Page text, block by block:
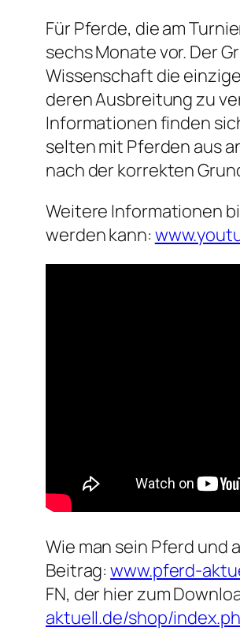
Für Pferde, die am
sechs Monate vor. Der
Wissenschaft die
deren Ausbreitung zu
Informationen finden
selten mit Pferden aus
nach der korrekten
Weitere Informationen
werden kann:
Wie man sein Pferd und
Beitrag:www.pferd-
FN, der hier zum
aktuell.de/shop/